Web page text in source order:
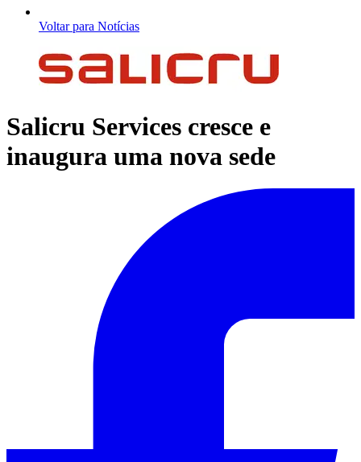
Voltar para Notícias
Salicru Services cresce e
inaugura uma nova sede